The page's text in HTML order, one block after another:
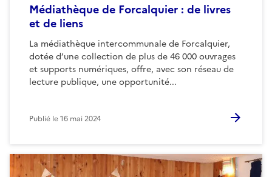
Médiathèque de Forcalquier : de livres
et de liens
La médiathèque intercommunale de Forcalquier,
dotée d’une collection de plus de 46 000 ouvrages
et supports numériques, offre, avec son réseau de
lecture publique, une opportunité...
Publié le16 mai 2024